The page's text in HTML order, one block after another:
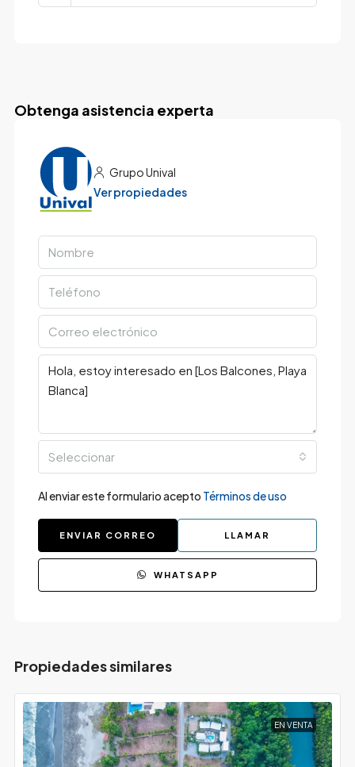
Obtenga asistencia experta
Grupo Unival
Ver propiedades
Seleccionar
Al enviar este formulario acepto Términos de uso
ENVIAR CORREO LLAMAR
WHATSAPP
Propiedades similares
EN VENTA